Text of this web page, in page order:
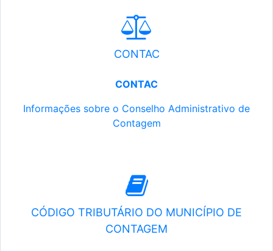
CONTAC
CONTAC
Informações sobre o Conselho Administrativo de
Contagem
CÓDIGO TRIBUTÁRIO DO MUNICÍPIO DE
CONTAGEM